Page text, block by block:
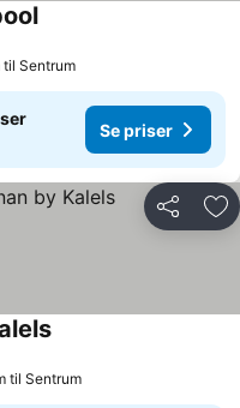
Se priser
Sentrum
Se priser
Del
Se priser
til Sentrum